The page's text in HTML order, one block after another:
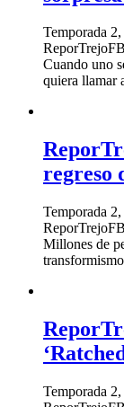
Temporada
Cuando uno
quiera llamar
regreso
Temporada
Millones de
Temporada